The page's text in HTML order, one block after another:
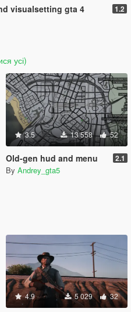
visualsetting gta 4 1.2
усі)
3.5 13 558 52
Old-gen hud and menu 2.1
By Andrey_gta5
4.9 5 029 32